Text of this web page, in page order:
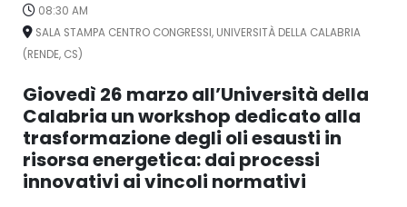
08:30 AM
SALA STAMPA CENTRO CONGRESSI, UNIVERSITÀ DELLA CALABRIA
(RENDE, CS)
Giovedì 26 marzo all’Università della
Calabria un workshop dedicato alla
trasformazione degli oli esausti in
risorsa energetica: dai processi
innovativi ai vincoli normativi